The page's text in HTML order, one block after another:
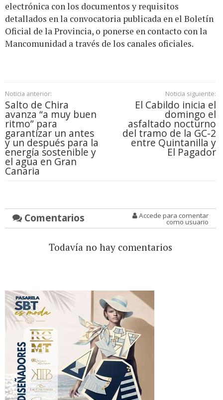
electrónica con los documentos y requisitos
detallados en la convocatoria publicada en el Boletín
Oficial de la Provincia, o ponerse en contacto con la
Mancomunidad a través de los canales oficiales.
Noticia anterior:
Salto de Chira
avanza “a muy buen
ritmo” para
garantizar un antes
y un después para la
energía sostenible y
el agua en Gran
Canaria
Noticia siguiente:
El Cabildo inicia el
domingo el
asfaltado nocturno
del tramo de la GC-2
entre Quintanilla y
El Pagador
Comentarios Accede para comentar
como usuario
Todavía no hay comentarios